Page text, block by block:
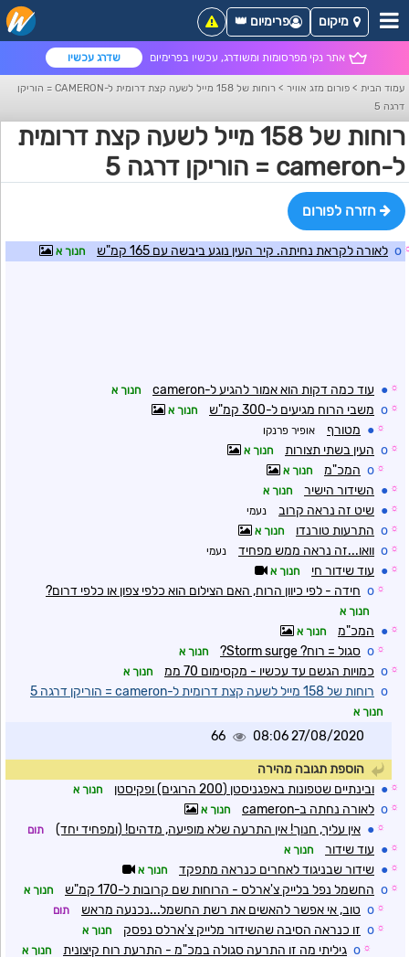
אתר נקי מפרסומות ומשודרג, עכשיו בפרימיום שדרג עכשיו
מיקום פרימיום 👑
עמוד הבית > פורום מזג אוויר >
רוחות של 158 מייל לשעה קצת דרומית ל-CAMERON = הוריקן
דרגה 5
רוחות של 158 מייל לשעה קצת דרומית
ל-cameron = הוריקן דרגה 5
חזרה לפורום
o לאורה לקראת נחיתה. קיר העין נוגע ביבשה עם 165 קמ"ש חנוך א
☼
● עוד כמה דקות הוא אמור להגיע ל-cameron חנוך א
☼
o משבי הרוח מגיעים ל-300 קמ"ש חנוך א
☼
● מטורף אופיר פרנקו
☼
o העין בשתי תצורות חנוך א
☼
o המכ"מ חנוך א
☼
● השידור הישיר חנוך א
☼
● שיט זה נראה קרוב נעמי
☼
o התרעות טורנדו חנוך א
☼
o וואו...זה נראה ממש מפחיד נעמי
☼
● עוד שידור חי חנוך א
☼
o חידה - לפי כיוון הרוח, האם הצילום הוא כלפי צפון או כלפי דרום?
חנוך א
☼
● המכ"מ חנוך א
☼
o סגול = רוח? Storm surge? חנוך א
☼
o כמויות הגשם עד עכשיו - מקסימום 70 ממ חנוך א
o רוחות של 158 מייל לשעה קצת דרומית ל-cameron = הוריקן דרגה 5
חנוך א
27/08/2020 08:06
66
הוספת תגובה מהירה
☼
● ובינתיים שטפונות באפגניסטן (200 הרוגים) ופקיסטן חנוך א
☼
o לאורה נחתה ב-cameron חנוך א
☼
● אין עליך, חנוך! אין התרעה שלא מופיעה, מדהים! (ומפחיד יחד) תום
☼
● עוד שידור חנוך א
☼
● שידור שבניגוד לאחרים כנראה מתפקד חנוך א
☼
o החשמל נפל בלייק צ'ארלס - הרוחות שם קרובות ל-170 קמ"ש חנוך א
☼
o טוב, אי אפשר להאשים את רשת החשמל...נכנעה מראש תום
☼
o זו כנראה הסיבה שהשידור מלייק צ'ארלס נפסק חנוך א
☼
o גיליתי מה זו התרעה סגולה במכ"מ - התרעת רוח קיצונית חנוך א